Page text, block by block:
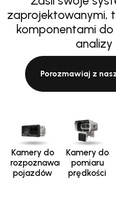
zaprojektowanymi,
komponentami
analizy
Porozmawiaj z
Kamery do
rozpoznawania
pojazdów
Kamery do
pomiaru
prędkości